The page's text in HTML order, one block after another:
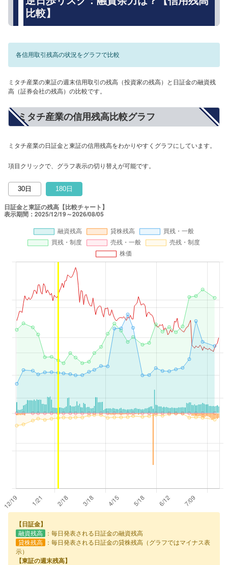
比較】
各信用取引残高の状況をグラフで比較
ミタチ産業の東証の週末信用取引の残高（投資家の残高）と日証金の融資残
高（証券会社の残高）の比較です。
ミタチ産業の信用残高比較グラフ
ミタチ産業の日証金と東証の信用残高をわかりやすくグラフにしています。
項目クリックで、グラフ表示の切り替えが可能です。
30日 180日
【日証金】
融資残高
：毎日発表される日証金の融資残高
貸株残高
：毎日発表される日証金の貸株残高（グラフではマイナス表
示）
【東証の週末残高】